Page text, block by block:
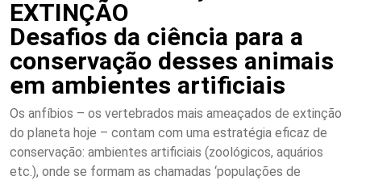
EXTINÇÃO
Desafios da ciência para a
conservação desses animais
em ambientes artificiais
Os anfíbios – os vertebrados mais ameaçados de extinção
do planeta hoje – contam com uma estratégia eficaz de
conservação: ambientes artificiais (zoológicos, aquários
etc.), onde se formam as chamadas ‘populações de